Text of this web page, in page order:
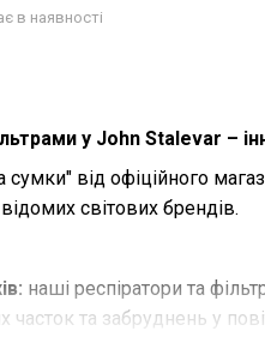
у John Stalevar –
від офіційного
світових брендів.
наші респіратори та
та забруднень у
в наявності